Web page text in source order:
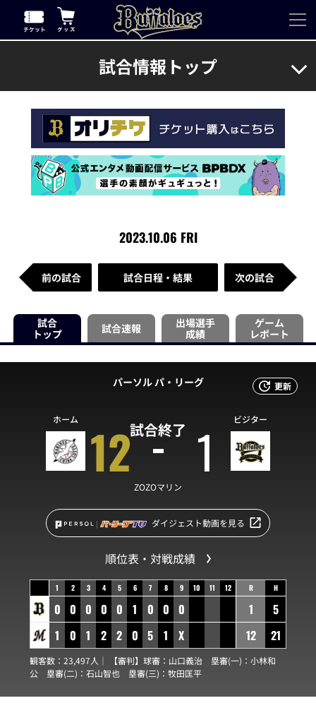
試合情報トップ
2023.10.06 FRI
前の試合 試合日程・結果 次の試合
試合
トップ
試合速報
出場選手
成績
ゲーム
レポート
更新
パーソル パ・リーグ
試合終了
ホーム 12 1 ビジター
ZOZOマリン
ダイジェスト動画を見る
順位表・対戦成績
1 2 3 4 5 6 7 8 9 10 11 12
0 0 0 0 0 1 0 0 0
1
0 1 2 2 0 5 1 X
R H
1
5
12
21
観客数：23,497人｜ 【審判】球審： 山口義治 塁審(一)： 小林和
公 塁審(二)： 石山智也 塁審(三)： 牧田匡平